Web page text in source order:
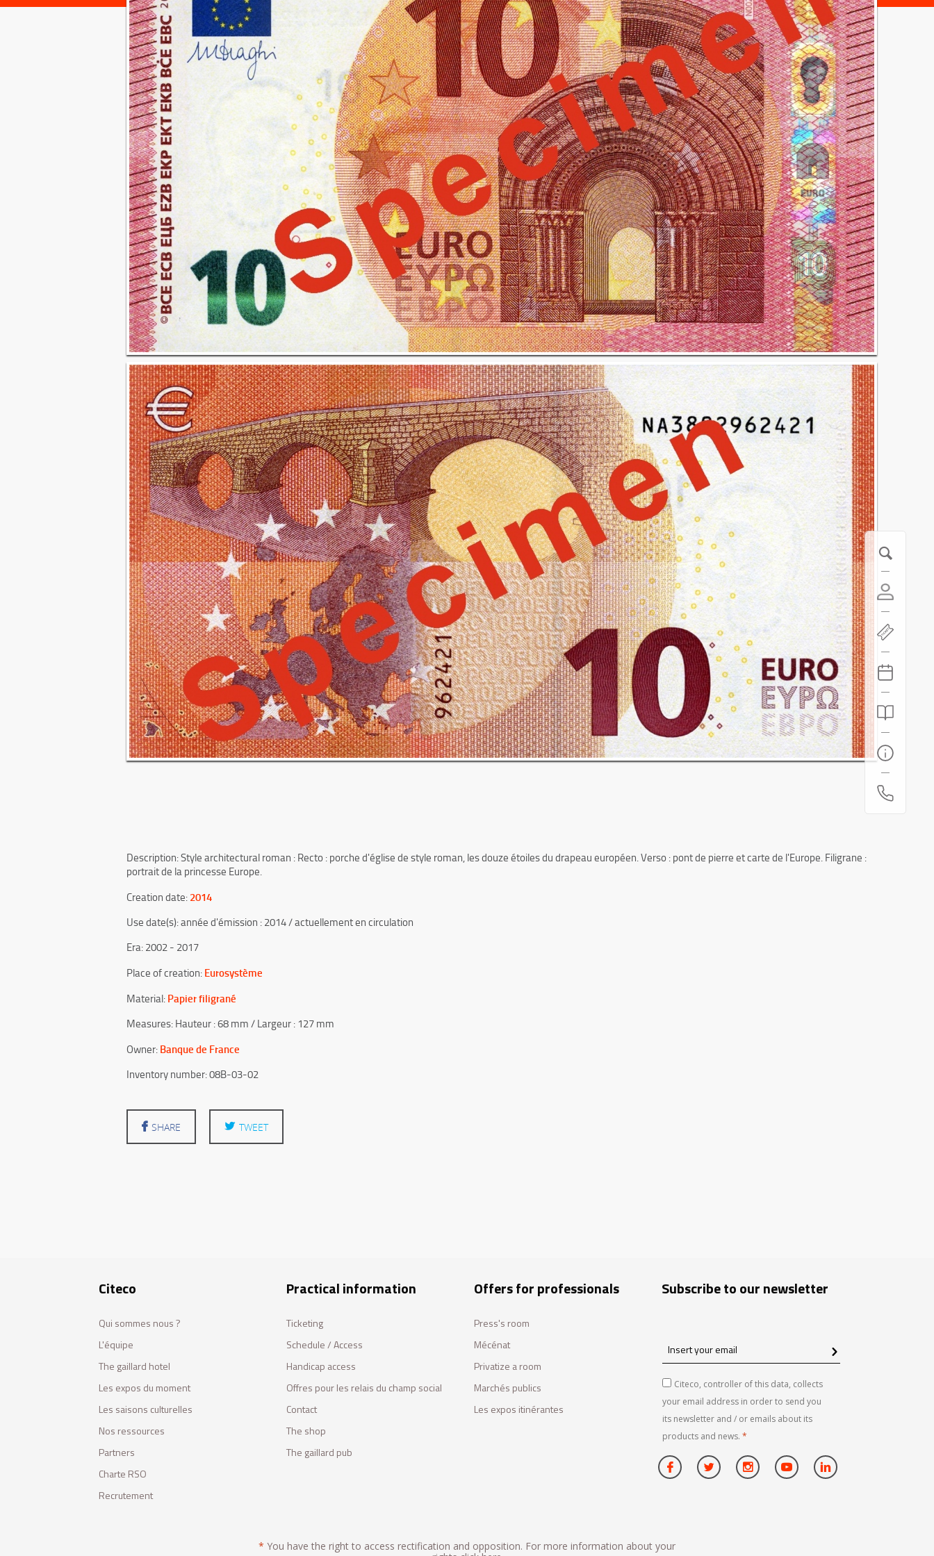
Description: Style architectural roman : Recto : porche d'église de style roman, les douze étoiles du drapeau européen. Verso : pont de pierre et carte de l'Europe. Filigrane :
portrait de la princesse Europe.
Creation date:2014
Use date(s): année d'émission : 2014 / actuellement en circulation
Era: 2002 - 2017
Place of creation:Eurosystème
Material:Papier filigrané
Measures: Hauteur : 68 mm / Largeur : 127 mm
Owner:Banque de France
Inventory number: 08B-03-02
SHARE TWEET
Citeco
Qui sommes nous ?
L'équipe
The gaillard hotel
Les expos du moment
Les saisons culturelles
Nos ressources
Partners
Charte RSO
Recrutement
Practical information
Ticketing
Schedule / Access
Handicap access
Offres pour les relais du champ social
Contact
The shop
The gaillard pub
Offers for professionals
Press's room
Mécénat
Privatize a room
Marchés publics
Les expos itinérantes
Subscribe to our newsletter
Insert
your
emailCiteco, controller of this data, collects
your email address in order to send you
its newsletter and / or emails about its
products and news. *
* You have the right to access rectification and opposition. For more information about your